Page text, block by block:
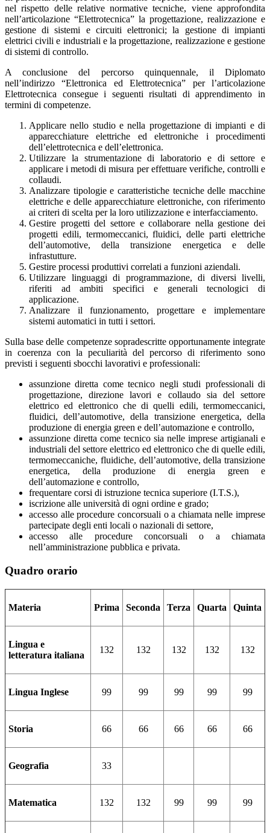
nel rispetto delle relative normative tecniche, viene approfondita
nell’articolazione “Elettrotecnica” la progettazione, realizzazione e
gestione di sistemi e circuiti elettronici; la gestione di impianti
elettrici civili e industriali e la progettazione, realizzazione e gestione
di sistemi di controllo.
A conclusione del percorso quinquennale, il Diplomato
nell’indirizzo “Elettronica ed Elettrotecnica” per l’articolazione
Elettrotecnica consegue i seguenti risultati di apprendimento in
termini di competenze.
Applicare nello studio e nella progettazione di impianti e di
apparecchiature elettriche ed elettroniche i procedimenti
dell’elettrotecnica e dell’elettronica.
Utilizzare la strumentazione di laboratorio e di settore e
applicare i metodi di misura per effettuare verifiche, controlli e
collaudi.
Analizzare tipologie e caratteristiche tecniche delle macchine
elettriche e delle apparecchiature elettroniche, con riferimento
ai criteri di scelta per la loro utilizzazione e interfacciamento.
Gestire progetti del settore e collaborare nella gestione dei
progetti edili, termomeccanici, fluidici, delle parti elettriche
dell’automotive, della transizione energetica e delle
infrastutture.
Gestire processi produttivi correlati a funzioni aziendali.
Utilizzare linguaggi di programmazione, di diversi livelli,
riferiti ad ambiti specifici e generali tecnologici di
applicazione.
Analizzare il funzionamento, progettare e implementare
sistemi automatici in tutti i settori.
Sulla base delle competenze sopradescritte opportunamente integrate
in coerenza con la peculiarità del percorso di riferimento sono
previsti i seguenti sbocchi lavorativi e professionali:
assunzione diretta come tecnico negli studi professionali di
progettazione, direzione lavori e collaudo sia del settore
elettrico ed elettronico che di quelli edili, termomeccanici,
fluidici, dell’automotive, della transizione energetica, della
produzione di energia green e dell’automazione e controllo,
assunzione diretta come tecnico sia nelle imprese artigianali e
industriali del settore elettrico ed elettronico che di quelle edili,
termomeccaniche, fluidiche, dell’automotive, della transizione
energetica, della produzione di energia green e
dell’automazione e controllo,
frequentare corsi di istruzione tecnica superiore (I.T.S.),
iscrizione alle università di ogni ordine e grado;
accesso alle procedure concorsuali o a chiamata nelle imprese
partecipate degli enti locali o nazionali di settore,
accesso alle procedure concorsuali o a chiamata
nell’amministrazione pubblica e privata.
Quadro orario
Materia Prima Seconda Terza Quarta Quinta
Lingua e
letteratura italiana
132 132 132 132 132
Lingua Inglese 99 99 99 99 99
Storia 66 66 66 66 66
Geografia 33
Matematica 132 132 99 99 99